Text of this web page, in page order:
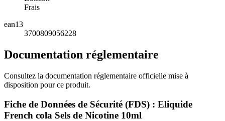
Frais
ean13
3700809056228
Documentation réglementaire
Consultez la documentation réglementaire officielle mise à
disposition pour ce produit.
Fiche de Données de Sécurité (FDS) : Eliquide
French cola Sels de Nicotine 10ml